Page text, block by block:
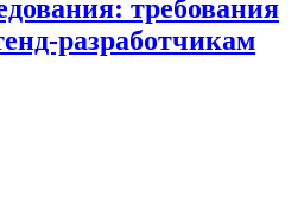
требования
разработчикам